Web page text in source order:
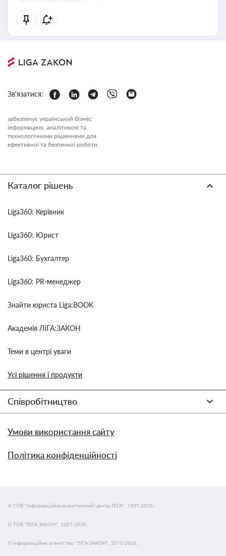
Зв'язатися:
забезпечує український бізнес
інформацією, аналітикою та
технологічними рішеннями для
ефективної та безпечної роботи.
Каталог рішень
Liga360: Керівник
Liga360: Юрист
Liga360: Бухгалтер
Liga360: PR-менеджер
Знайти юриста Liga:BOOK
Академія ЛІГА:ЗАКОН
Теми в центрі уваги
Усі рішення і продукти
Співробітництво
Умови використання сайту
Політика конфіденційності
© ТОВ "інформаційно-аналітичний центр ЛІГА", 1991-2026.
© ТОВ "ЛІГА ЗАКОН", 2007-2026.
© Інформаційне агентство "ЛІГА:ЗАКОН", 2010-2026.